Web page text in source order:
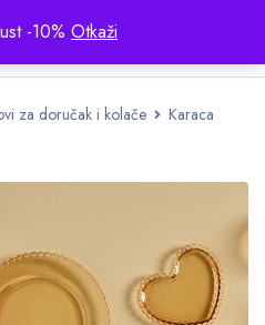
-10% Otkaži
za doručak i kolače
Karaca